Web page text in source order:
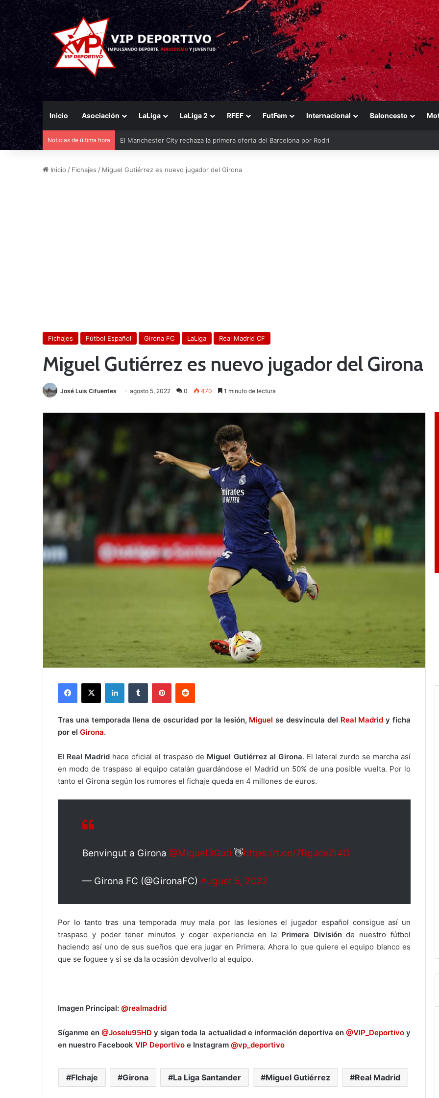
Inicio Asociación LaLiga LaLiga 2 RFEF FutFem Internacional Baloncesto
Noticias de última hora Mastantuono cedido a la Fiorentina
Inicio / Fichajes / Miguel Gutiérrez es nuevo jugador del Girona
Fichajes Fútbol Español Girona FC LaLiga Real Madrid CF
Miguel Gutiérrez es nuevo jugador del Girona
José Luis Cifuentes agosto 5, 2022 0 470 1 minuto de lectura
Tras una temporada llena de oscuridad por la lesión, Miguel se desvincula del Real Madrid y ficha
por el Girona.
El Real Madrid hace oficial el traspaso de Miguel Gutiérrez al Girona. El lateral zurdo se marcha así
en modo de traspaso al equipo catalán guardándose el Madrid un 50% de una posible vuelta. Por lo
tanto el Girona según los rumores el fichaje queda en 4 millones de euros.
Benvingut a Girona @Miguel3Guti 👋https://t.co/7BgJceZi4O
— Girona FC (@GironaFC) August 5, 2022
Por lo tanto tras una temporada muy mala por las lesiones el jugador español consigue así un
traspaso y poder tener minutos y coger experiencia en la Primera Divisiónde nuestro fútbol
haciendo así uno de sus sueños que era jugar en Primera. Ahora lo que quiere el equipo blanco es
que se foguee y si se da la ocasión devolverlo al equipo.
Imagen Principal: @realmadrid
Síganme en@Joselu95HD y sigan toda la actualidad e información deportiva en @VIP_Deportivoy
en nuestro Facebook VIP Deportivo e Instagram @vp_deportivo
FIchaje Girona La Liga Santander Miguel Gutiérrez Real Madrid